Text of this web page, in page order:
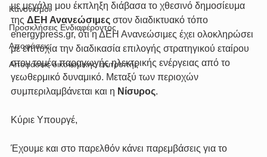
Κανονισμοί
Προσκλήσεις Ενδιαφέροντος
Αποφάσεις
Αποφάσεις οικονομικής επιτροπής
με μεγάλη μου έκπληξη διάβασα το χθεσινό δημοσίευμα
της ΔΕΗ Ανανεώσιμες στον διαδικτυακό τόπο
energypress.gr, ότι η ΔΕΗ Ανανεώσιμες έχει ολοκληρώσει
με επιτυχία την διαδικασία επιλογής στρατηγικού εταίρου
στον τομέα παραγωγής ηλεκτρικής ενέργειας από το
γεωθερμικό δυναμικό. Μεταξύ των περιοχών
συμπεριλαμβάνεται και η Νίσυρος.
Κύριε Υπουργέ,
Έχουμε και στο παρελθόν κάνει παρεμβάσεις για το